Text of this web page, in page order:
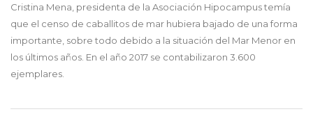
Cristina Mena, presidenta de la Asociación Hipocampus temía
que el censo de caballitos de mar hubiera bajado de una forma
importante, sobre todo debido a la situación del Mar Menor en
los últimos años. En el año 2017 se contabilizaron 3.600
ejemplares.